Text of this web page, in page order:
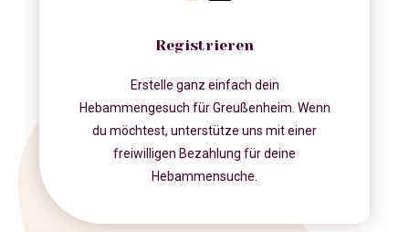
Registrieren
Erstelle ganz einfach dein
Hebammengesuch für Greußenheim. Wenn
du möchtest, unterstütze uns mit einer
freiwilligen Bezahlung für deine
Hebammensuche.